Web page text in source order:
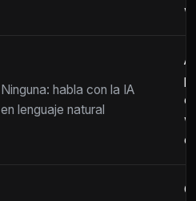
Ninguna: habla con la IA
en lenguaje natural